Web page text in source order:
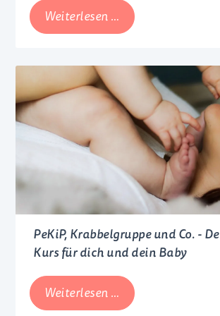
Weiterlesen … Die
Hebamme
Wochenbett
PeKiP, Krabbelgruppe und Co. -
Kurs für dich und dein Baby
Weiterlesen … PeKiP,
Krabbelgruppe